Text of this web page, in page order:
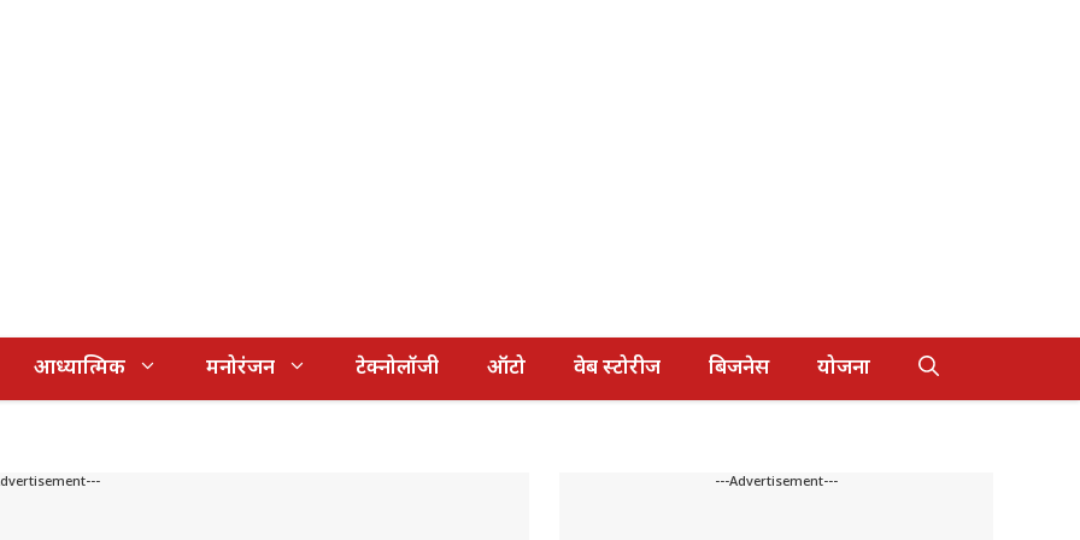
आध्यात्मिक मनोरंजन टेक्नोलॉजी ऑटो वेब स्टोरीज बिजनेस योजना
---Advertisement---